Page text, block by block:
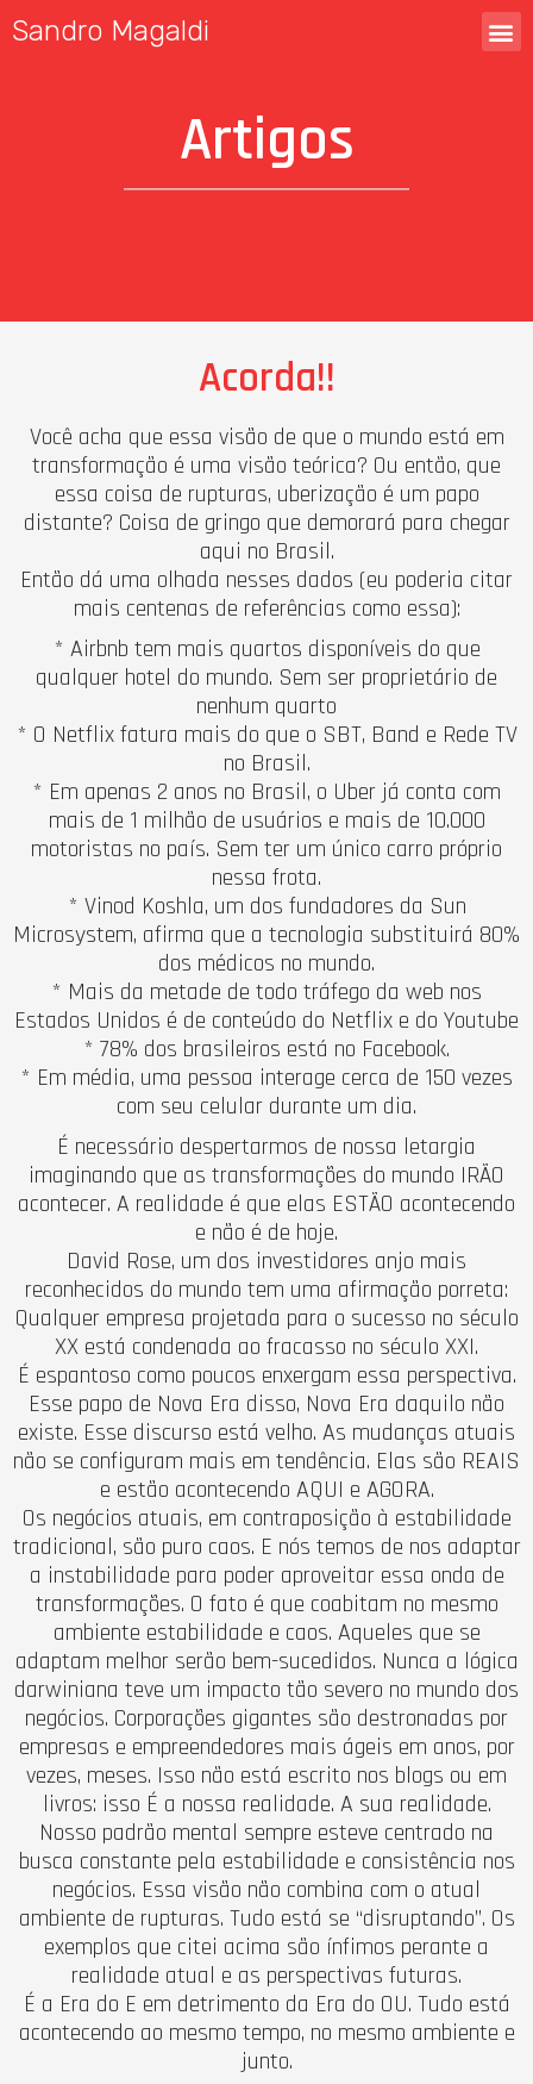
Sandro Magaldi
Artigos
Acorda!!
Você acha que essa visão de que o mundo está em
transformação é uma visão teórica? Ou então, que
essa coisa de rupturas, uberização é um papo
distante? Coisa de gringo que demorará para chegar
aqui no Brasil.
Então dá uma olhada nesses dados (eu poderia citar
mais centenas de referências como essa):
* Airbnb tem mais quartos disponíveis do que
qualquer hotel do mundo. Sem ser proprietário de
nenhum quarto
* O Netflix fatura mais do que o SBT, Band e Rede TV
no Brasil.
* Em apenas 2 anos no Brasil, o Uber já conta com
mais de 1 milhão de usuários e mais de 10.000
motoristas no país. Sem ter um único carro próprio
nessa frota.
* Vinod Koshla, um dos fundadores da Sun
Microsystem, afirma que a tecnologia substituirá 80%
dos médicos no mundo.
* Mais da metade de todo tráfego da web nos
Estados Unidos é de conteúdo do Netflix e do Youtube
* 78% dos brasileiros está no Facebook.
* Em média, uma pessoa interage cerca de 150 vezes
com seu celular durante um dia.
É necessário despertarmos de nossa letargia
imaginando que as transformações do mundo IRÃO
acontecer. A realidade é que elas ESTÃO acontecendo
e não é de hoje.
David Rose, um dos investidores anjo mais
reconhecidos do mundo tem uma afirmação porreta:
Qualquer empresa projetada para o sucesso no século
XX está condenada ao fracasso no século XXI.
É espantoso como poucos enxergam essa perspectiva.
Esse papo de Nova Era disso, Nova Era daquilo não
existe. Esse discurso está velho. As mudanças atuais
não se configuram mais em tendência. Elas são REAIS
e estão acontecendo AQUI e AGORA.
Os negócios atuais, em contraposição à estabilidade
tradicional, são puro caos. E nós temos de nos adaptar
a instabilidade para poder aproveitar essa onda de
transformações. O fato é que coabitam no mesmo
ambiente estabilidade e caos. Aqueles que se
adaptam melhor serão bem-sucedidos. Nunca a lógica
darwiniana teve um impacto tão severo no mundo dos
negócios. Corporações gigantes são destronadas por
empresas e empreendedores mais ágeis em anos, por
vezes, meses. Isso não está escrito nos blogs ou em
livros: isso É a nossa realidade. A sua realidade.
Nosso padrão mental sempre esteve centrado na
busca constante pela estabilidade e consistência nos
negócios. Essa visão não combina com o atual
ambiente de rupturas. Tudo está se “disruptando”. Os
exemplos que citei acima são ínfimos perante a
realidade atual e as perspectivas futuras.
É a Era do E em detrimento da Era do OU. Tudo está
acontecendo ao mesmo tempo, no mesmo ambiente e
junto.